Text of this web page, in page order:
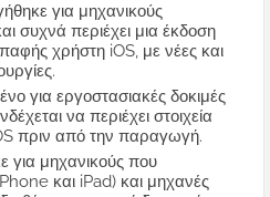
για μηχανικούς
συχνά περιέχει μια έκδοση
χρήστη iOS, με νέες και
για εργοστασιακές δοκιμές
να περιέχει στοιχεία
πριν από την παραγωγή.
για μηχανικούς που
και iPad) και μηχανές